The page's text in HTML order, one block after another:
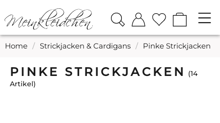
Home / Strickjacken & Cardigans / Pinke Strickjacken
PINKE STRICKJACKEN
14
Artikel